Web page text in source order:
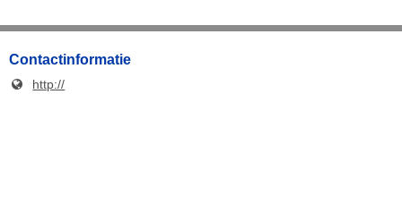
Contactinformatie
http://